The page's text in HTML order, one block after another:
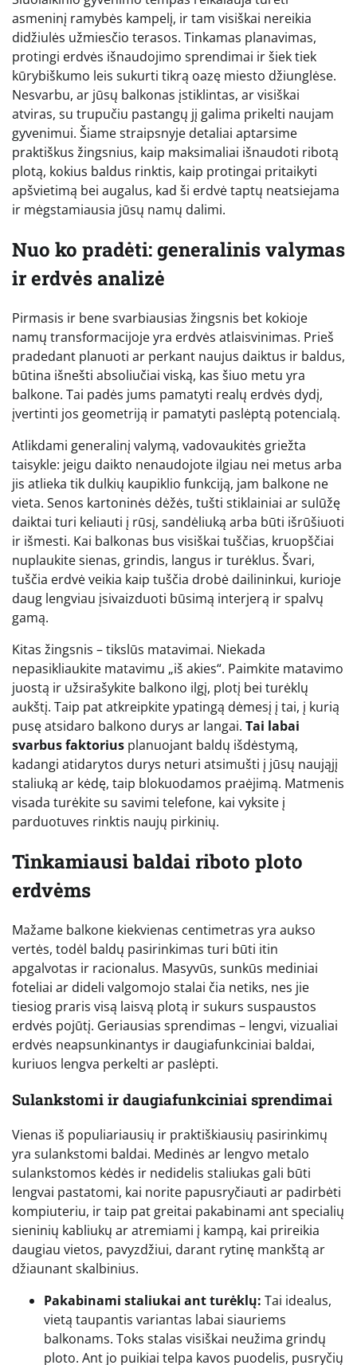
asmeninį ramybės kampelį, ir tam visiškai nereikia
didžiulės užmiesčio terasos. Tinkamas planavimas,
protingi erdvės išnaudojimo sprendimai ir šiek tiek
kūrybiškumo leis sukurti tikrą oazę miesto džiunglėse.
Nesvarbu, ar jūsų balkonas įstiklintas, ar visiškai
atviras, su trupučiu pastangų jį galima prikelti naujam
gyvenimui. Šiame straipsnyje detaliai aptarsime
praktiškus žingsnius, kaip maksimaliai išnaudoti ribotą
plotą, kokius baldus rinktis, kaip protingai pritaikyti
apšvietimą bei augalus, kad ši erdvė taptų neatsiejama
ir mėgstamiausia jūsų namų dalimi.
Nuo ko pradėti: generalinis valymas
ir erdvės analizė
Pirmasis ir bene svarbiausias žingsnis bet kokioje
namų transformacijoje yra erdvės atlaisvinimas. Prieš
pradedant planuoti ar perkant naujus daiktus ir baldus,
būtina išnešti absoliučiai viską, kas šiuo metu yra
balkone. Tai padės jums pamatyti realų erdvės dydį,
įvertinti jos geometriją ir pamatyti paslėptą potencialą.
Atlikdami generalinį valymą, vadovaukitės griežta
taisykle: jeigu daikto nenaudojote ilgiau nei metus arba
jis atlieka tik dulkių kaupiklio funkciją, jam balkone ne
vieta. Senos kartoninės dėžės, tušti stiklainiai ar sulūžę
daiktai turi keliauti į rūsį, sandėliuką arba būti išrūšiuoti
ir išmesti. Kai balkonas bus visiškai tuščias, kruopščiai
nuplaukite sienas, grindis, langus ir turėklus. Švari,
tuščia erdvė veikia kaip tuščia drobė dailininkui, kurioje
daug lengviau įsivaizduoti būsimą interjerą ir spalvų
gamą.
Kitas žingsnis – tikslūs matavimai. Niekada
nepasikliaukite matavimu „iš akies“. Paimkite matavimo
juostą ir užsirašykite balkono ilgį, plotį bei turėklų
aukštį. Taip pat atkreipkite ypatingą dėmesį į tai, į kurią
pusę atsidaro balkono durys ar langai. Tai labai
svarbus faktorius planuojant baldų išdėstymą,
kadangi atidarytos durys neturi atsimušti į jūsų naująjį
staliuką ar kėdę, taip blokuodamos praėjimą. Matmenis
visada turėkite su savimi telefone, kai vyksite į
parduotuves rinktis naujų pirkinių.
Tinkamiausi baldai riboto ploto
erdvėms
Mažame balkone kiekvienas centimetras yra aukso
vertės, todėl baldų pasirinkimas turi būti itin
apgalvotas ir racionalus. Masyvūs, sunkūs mediniai
foteliai ar dideli valgomojo stalai čia netiks, nes jie
tiesiog praris visą laisvą plotą ir sukurs suspaustos
erdvės pojūtį. Geriausias sprendimas – lengvi, vizualiai
erdvės neapsunkinantys ir daugiafunkciniai baldai,
kuriuos lengva perkelti ar paslėpti.
Sulankstomi ir daugiafunkciniai sprendimai
Vienas iš populiariausių ir praktiškiausių pasirinkimų
yra sulankstomi baldai. Medinės ar lengvo metalo
sulankstomos kėdės ir nedidelis staliukas gali būti
lengvai pastatomi, kai norite papusryčiauti ar padirbėti
kompiuteriu, ir taip pat greitai pakabinami ant specialių
sieninių kabliukų ar atremiami į kampą, kai prireikia
daugiau vietos, pavyzdžiui, darant rytinę mankštą ar
džiaunant skalbinius.
Pakabinami staliukai ant turėklų: Tai idealus,
vietą taupantis variantas labai siauriems
balkonams. Toks stalas visiškai neužima grindų
ploto. Ant jo puikiai telpa kavos puodelis, pusryčių